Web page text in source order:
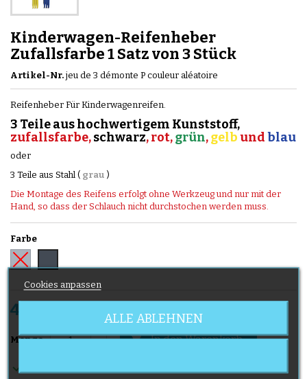
Kinderwagen-Reifenheber
Zufallsfarbe 1 Satz von 3 Stück
Artikel-Nr. jeu de 3 démonte P couleur aléatoire
Reifenheber Für Kinderwagenreifen.
3 Teile aus hochwertigem Kunststoff,
zufallsfarbe,schwarz, rot,grün,gelbundblau
oder
3 Teile aus Stahl ( grau )
Die Montage des Reifens erfolgt ohne Werkzeug und nur mit der
Hand, so dass der Schlauch nicht durchstochen werden muss.
Farbe
Grau
4,60 €
Menge  In den Warenkorb

Cookies anpassen
ALLE ABLEHNEN